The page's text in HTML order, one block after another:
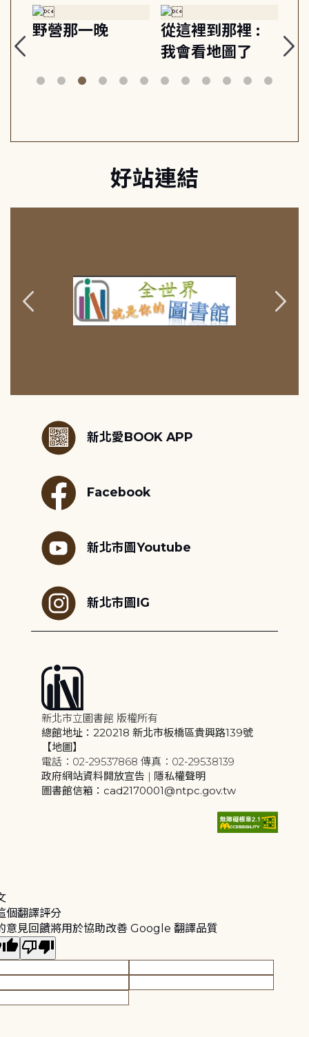
野營那一晚
從這裡到那裡 :
我會看地圖了
美
好站連結
新北愛BOOK APP
Facebook
新北市圖Youtube
新北市圖IG
新北市立圖書館 版權所有
總館地址：220218 新北市板橋區貴興路139號
【地圖】
電話：02-29537868 傳真：02-29538139
政府網站資料開放宣告 | 隱私權聲明
圖書館信箱：cad2170001@ntpc.gov.tw
個翻譯評分
意見回饋將用於協助改善 Google 翻譯品質